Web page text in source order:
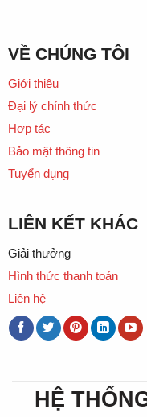
VỀ CHÚNG TÔI
Giới thiệu
Đại lý chính thức
Hợp tác
Bảo mật thông tin
Tuyển dụng
LIÊN KẾT KHÁC
Giải thưởng
Hình thức thanh toán
Liên hệ
HỆ